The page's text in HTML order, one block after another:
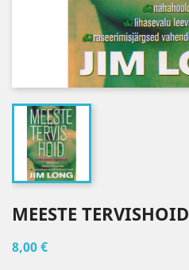
MEESTE TERVISHOID
8,00 €